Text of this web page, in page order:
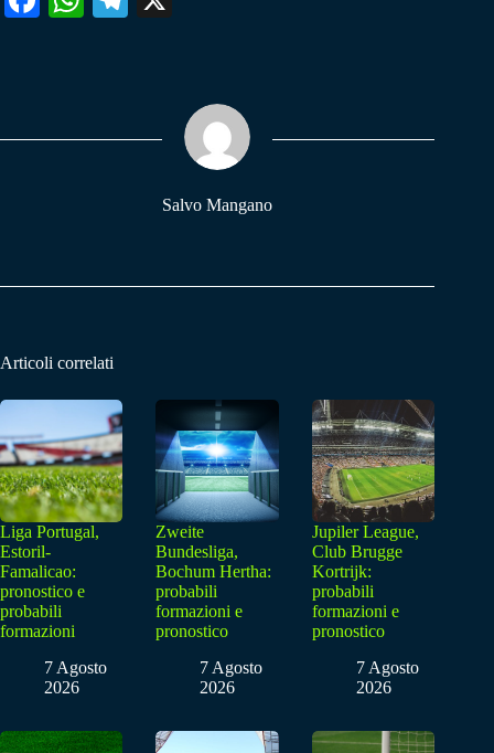
pp m
Salvo Mangano
Articoli correlati
Liga Portugal,
Estoril-
Famalicao:
pronostico e
probabili
formazioni
7 Agosto
2026
Zweite
Bundesliga,
Bochum Hertha:
probabili
formazioni e
pronostico
7 Agosto
2026
Jupiler League,
Club Brugge
Kortrijk:
probabili
formazioni e
pronostico
7 Agosto
2026